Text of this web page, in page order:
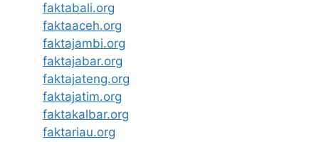
faktabali.org
faktaaceh.org
faktajambi.org
faktajabar.org
faktajateng.org
faktajatim.org
faktakalbar.org
faktariau.org